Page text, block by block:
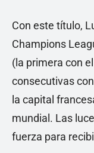
Con este título,
Champions
(la primera con
consecutivas
la capital
mundial. Las
fuerza para